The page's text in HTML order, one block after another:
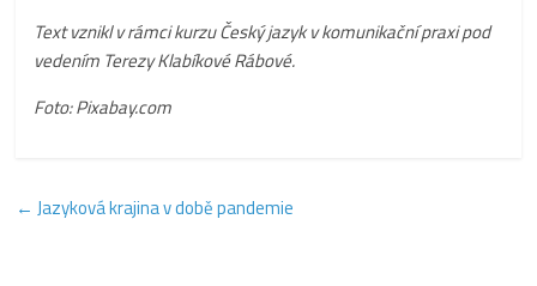
Text vznikl v rámci kurzu Český jazyk v komunikační praxi pod
vedením Terezy Klabíkové Rábové.
Foto: Pixabay.com
← Jazyková krajina v době pandemie